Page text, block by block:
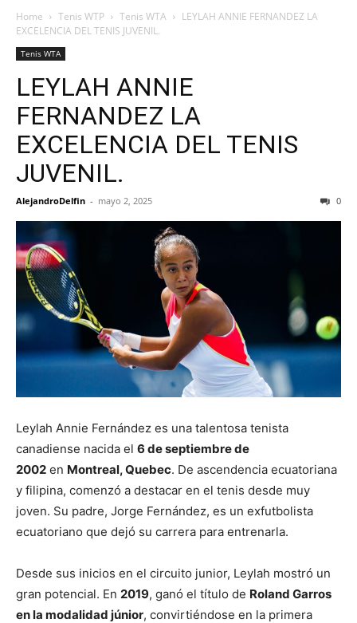
Home Tenis WTP Tenis WTA
LEYLAH ANNIE FERNANDEZ LA
EXCELENCIA DEL TENIS JUVENIL.
Tenis WTA
LEYLAH ANNIE
FERNANDEZ LA
EXCELENCIA DEL TENIS
JUVENIL.
AlejandroDelfin - mayo 2, 2025 0
Leylah Annie Fernández es una talentosa tenista
canadiense nacida el 6 de septiembre de
2002 en Montreal, Quebec. De ascendencia ecuatoriana
y filipina, comenzó a destacar en el tenis desde muy
joven. Su padre, Jorge Fernández, es un exfutbolista
ecuatoriano que dejó su carrera para entrenarla.
Desde sus inicios en el circuito junior, Leylah mostró un
gran potencial. En 2019, ganó el título de Roland Garros
en la modalidad júnior, convirtiéndose en la primera